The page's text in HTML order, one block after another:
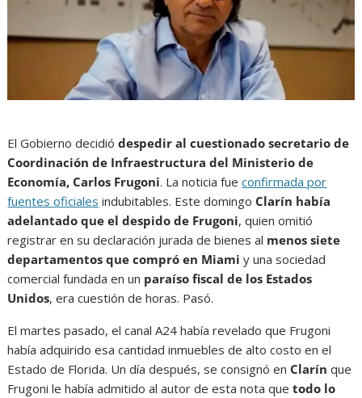
El Gobierno decidiódespedir al cuestionado secretario de
Coordinación de Infraestructura del Ministerio de
Economía, Carlos Frugoni. La noticia fueconfirmada por
fuentes oficiales indubitables. Este domingo Clarín había
adelantado que el despido de Frugoni, quien omitió
registrar en su declaración jurada de bienes al menos siete
departamentos que compró en Miamiy una sociedad
comercial fundada en un paraíso fiscal de los Estados
Unidos, era cuestión de horas. Pasó.
El martes pasado, el canal A24 había revelado que Frugoni
había adquirido esa cantidad inmuebles de alto costo en el
Estado de Florida. Un día después, se consignó en Clarín que
Frugoni le había admitido al autor de esta nota quetodo lo